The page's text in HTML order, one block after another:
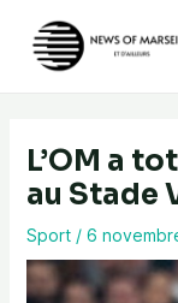
contenu
L’OM a
au Stade
Sport/ 6